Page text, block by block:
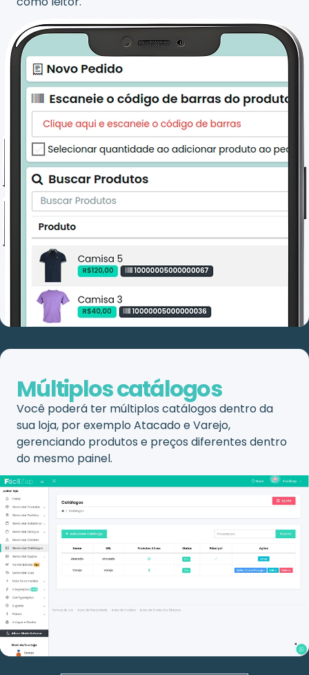
Múltiplos catálogos
Você poderá ter múltiplos catálogos dentro da
sua loja, por exemplo Atacado e Varejo,
gerenciando produtos e preços diferentes dentro
do mesmo painel.